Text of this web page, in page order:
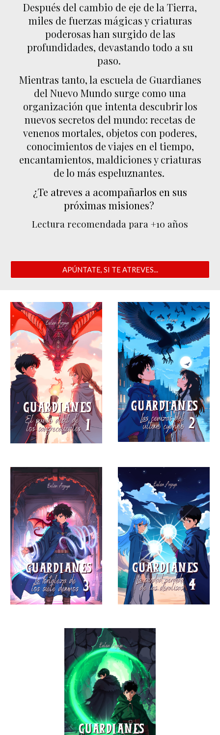
Después del cambio de eje de la Tierra,
miles de fuerzas mágicas y criaturas
poderosas han surgido de las
profundidades, devastando todo a su
paso.
Mientras tanto, la escuela de Guardianes
del Nuevo Mundo surge como una
organización que intenta descubrir los
nuevos secretos del mundo: recetas de
venenos mortales, objetos con poderes,
conocimientos de viajes en el tiempo,
encantamientos, maldicionesycriaturas
de lo más espeluznantes.
¿Te atreves a acompañarlos en sus
próximas misiones?
Lectura recomendada para +10 años
APÚNTATE, SI TE ATREVES...